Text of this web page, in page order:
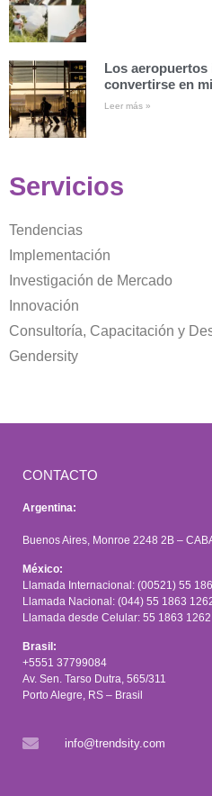
Los aeropuertos
convertirse en
Leer más »
Servicios
Tendencias
Implementación
Investigación de Mercado
Innovación
Consultoría, Capacitación y
Gendersity
CONTACTO
Argentina:
Buenos Aires, Monroe 2248 2B –
México:
Llamada Internacional: (00521) 55
Llamada Nacional: (044) 55 1863
Llamada desde Celular: 55 1863 1262
Brasil:
+5551 37799084
Av. Sen. Tarso Dutra, 565/311
Porto Alegre, RS – Brasil
info@trendsity.com